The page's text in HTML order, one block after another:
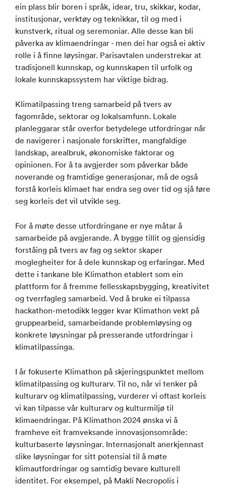
ein plass blir boren i språk, idear, tru, skikkar, kodar,
institusjonar, verktøy og teknikkar, til og med i
kunstverk, ritual og seremoniar. Alle desse kan bli
påverka av klimaendringar - men dei har også ei aktiv
rolle i å finne løysingar. Parisavtalen understrekar at
tradisjonell kunnskap, og kunnskapen til urfolk og
lokale kunnskapssystem har viktige bidrag.
Klimatilpassing treng samarbeid på tvers av
fagområde, sektorar og lokalsamfunn. Lokale
planleggarar står overfor betydelege utfordringar når
de navigerer i nasjonale forskrifter, mangfaldige
landskap, arealbruk, økonomiske faktorar og
opinionen. For å ta avgjerder som påverkar både
noverande og framtidige generasjonar, må de også
forstå korleis klimaet har endra seg over tid og sjå føre
seg korleis det vil utvikle seg.
For å møte desse utfordringane er nye måtar å
samarbeide på avgjerande. Å bygge tillit og gjensidig
forståing på tvers av fag og sektor skaper
moglegheiter for å dele kunnskap og erfaringar. Med
dette i tankane ble Klimathon etablert som ein
plattform for å fremme fellesskapsbygging, kreativitet
og tverrfagleg samarbeid. Ved å bruke ei tilpassa
hackathon-metodikk legger kvar Klimathon vekt på
gruppearbeid, samarbeidande problemløysing og
konkrete løysningar på presserande utfordringar i
klimatilpassinga.
I år fokuserte Klimathon på skjeringspunktet mellom
klimatilpassing og kulturarv. Til no, når vi tenker på
kulturarv og klimatilpassing, vurderer vi oftast korleis
vi kan tilpasse vår kulturarv og kulturmiljø til
klimaendringar. På Klimathon 2024 ønska vi å
framheve eit framveksande innovasjonsområde:
kulturbaserte løysningar. Internasjonalt anerkjennast
slike løysningar for sitt potensial til å møte
klimautfordringar og samtidig bevare kulturell
identitet. For eksempel, på Makli Necropolis i